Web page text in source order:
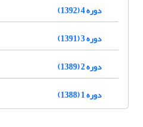
دوره 4 (1392)
دوره 3 (1391)
دوره 2 (1389)
دوره 1 (1388)